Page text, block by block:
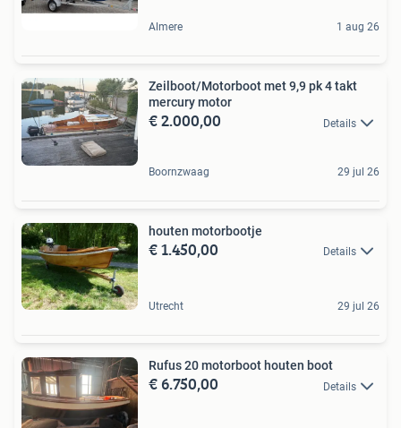
Almere 1 aug 26
Zeilboot/Motorboot met 9,9 pk 4 takt
mercury motor
€ 2.000,00 Details
Boornzwaag 29 jul 26
houten motorbootje
€ 1.450,00 Details
Utrecht 29 jul 26
Rufus 20 motorboot houten boot
€ 6.750,00 Details